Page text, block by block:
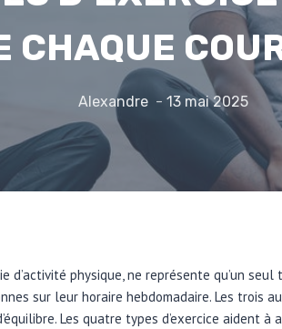
CHAQUE
Alexandre 13 mai 2025
d’activité physique, ne représente qu’un
sur leur horaire hebdomadaire. Les trois
Les quatre types d’exercice aident